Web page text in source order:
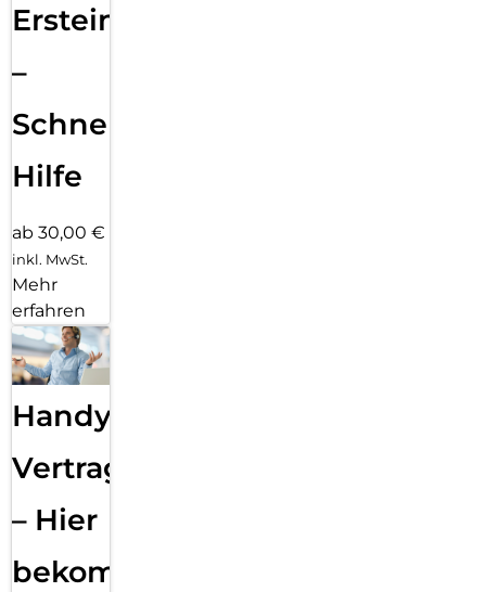
Ersteinrichtung
–
Schnelle
Hilfe
ab 30,00 €
inkl. MwSt.
Mehr
erfahren
Handy
Vertragsabwicklung
– Hier
bekommst